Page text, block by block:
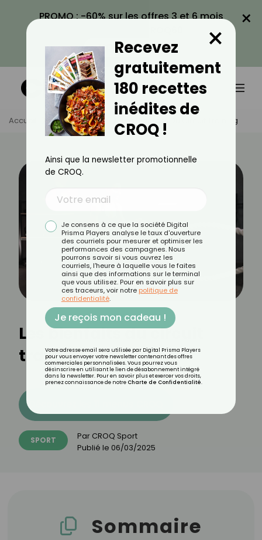
PROMO : -60% sur les offres 3 et 6 mois
VOIR LA PROMO
×
Accueil Actus Sport Les Bienfaits Du Circuit Training
Les bienfaits du circuit
training
SPORT Par CROQ Sport
Publié le 06/03/2025
Sommaire
Recevez
gratuitement
180 recettes
inédites de
CROQ !
×
Ainsi que la newsletter promotionnelle
de CROQ.
Je consens à ce que la société Digital
Prisma Players analyse le taux d'ouverture
des courriels pour mesurer et optimiser les
performances des campagnes. Nous
pourrons savoir si vous ouvrez les
courriels, l'heure à laquelle vous le faites
ainsi que des informations sur le terminal
que vous utilisez. Pour en savoir plus sur
ces traceurs, voir notre politique de
confidentialité.
Je reçois mon cadeau !
Votre adresse email sera utilisée par Digital Prisma Players
pour vous envoyer votre newsletter contenant des offres
commerciales personnalisées. Vous pourrez vous
désinscrire en utilisant le lien de désabonnement intégré
dans la newsletter. Pour en savoir plus et exercer vos droits,
prenez connaissance de notre Charte de Confidentialité.